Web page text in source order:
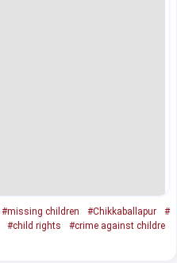
#missing children #Chikkaballapur
#
#child rights
#crime against childre